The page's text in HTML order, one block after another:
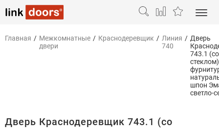
Главная / Межкомнатные
двери
/ Краснодеревщик / Линия
740
/ Дверь
743.1 (со
шпон
светло-
Дверь Краснодеревщик 743.1 (со